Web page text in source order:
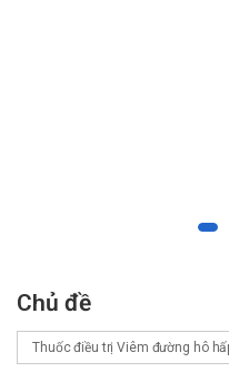
trong quá trình phát triển.
Chủ đề
Thuốc điều trị Viêm đường hô